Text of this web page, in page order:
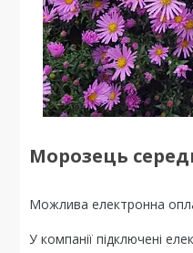
Морозець
У компанії підключені